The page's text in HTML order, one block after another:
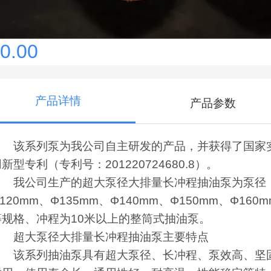
产品详情 产品参数
系列泵为我公司自主研发的产品，并获得了国家
新型专利（专利号：201220724680.8）。
公司生产的超大泵径大排量长冲程抽油泵为泵径
、Φ135mm、Φ140mm、Φ150mm、
格、冲程为10米以上的整筒式抽油泵。
大泵径大排量长冲程抽油泵主要特点
系列抽油泵具有超大泵径、长冲程、泵效高、坚